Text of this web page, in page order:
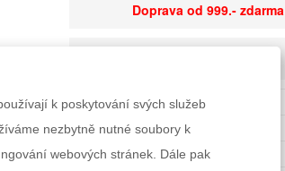
Doprava od 999.- zdarma
Kód sortimentu
Dostupnost
k poskytování svých služeb
nezbytně nutné soubory k
webových stránek. Dále pak